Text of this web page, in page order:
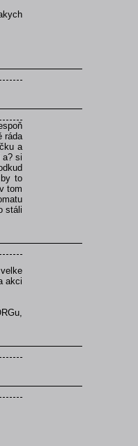
ráda
a
a? si
to
tom
stáli
akci